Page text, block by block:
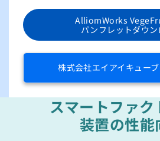
AlliomWorks
パンフレットダウン
株式会社エイアイキュー
スマートファク
装置の性能